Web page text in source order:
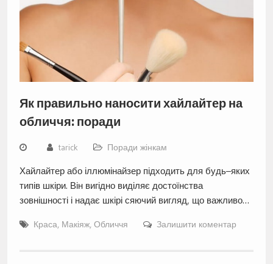
Як правильно наносити хайлайтер на
обличчя: поради
tarick Поради жінкам
Хайлайтер або іллюмінайзер підходить для будь–яких
типів шкіри. Він вигідно виділяє достоїнства
зовнішності і надає шкірі сяючий вигляд, що важливо…
Краса, Макіяж, Обличчя Залишити коментар